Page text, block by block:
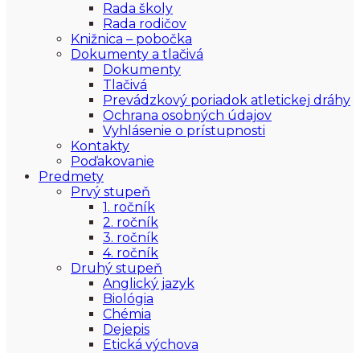
Rada školy
Rada rodičov
Knižnica – pobočka
Dokumenty a tlačivá
Dokumenty
Tlačivá
Prevádzkový poriadok atletickej dráhy
Ochrana osobných údajov
Vyhlásenie o prístupnosti
Kontakty
Poďakovanie
Predmety
Prvý stupeň
1. ročník
2. ročník
3. ročník
4. ročník
Druhý stupeň
Anglický jazyk
Biológia
Chémia
Dejepis
Etická výchova